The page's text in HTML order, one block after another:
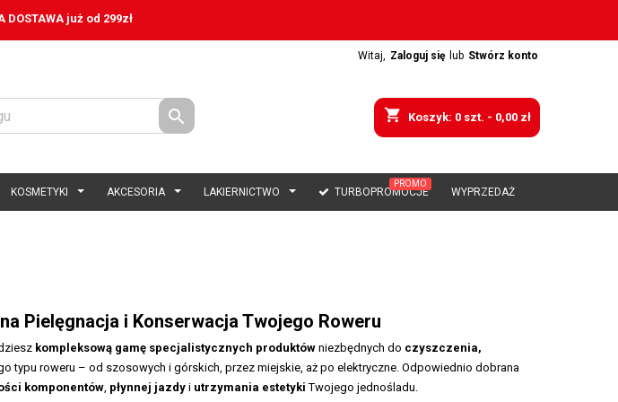
DOSTAWA już od 299zł
Witaj, Zaloguj się lub Stwórz konto
shopping_cart Koszyk: 0 szt. - 0,00 zł

KOSMETYKI AKCESORIA LAKIERNICTWO TURBOPROMOCJE
PROMO
WYPRZEDAŻ
Pielęgnacja i Konserwacja Twojego Roweru
kompleksową gamę specjalistycznych produktów niezbędnych do czyszczenia,
typu roweru – od szosowych i górskich, przez miejskie, aż po elektryczne. Odpowiednio dobrana
komponentów, płynnej jazdy i utrzymania estetyki Twojego jednośladu.